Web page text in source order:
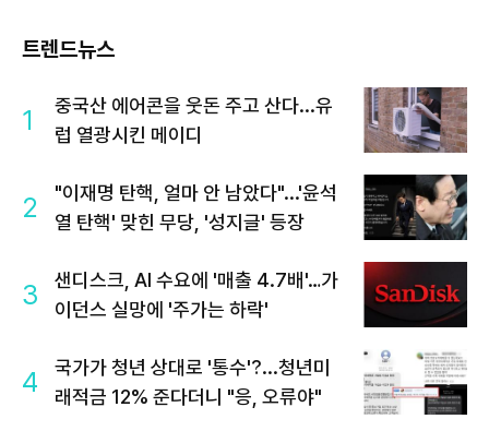
트렌드뉴스
1
중국산 에어콘을 웃돈 주고 산다...유
럽 열광시킨 메이디
2
"이재명 탄핵, 얼마 안 남았다"...'윤석
열 탄핵' 맞힌 무당, '성지글' 등장
3
샌디스크, AI 수요에 '매출 4.7배'…가
이던스 실망에 '주가는 하락'
4
국가가 청년 상대로 '통수'?...청년미
래적금 12% 준다더니 "응, 오류야"